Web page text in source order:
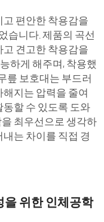
고 편안한 착용감을
습니다. 제품의 곡선
고 견고한 착용감을
하게 해주며, 착용했
릎 보호대는 부드러
지는 압력을 줄여
할 수 있도록 도와
최우선으로 생각하
내는 차이를 직접 경
을 위한 인체공학